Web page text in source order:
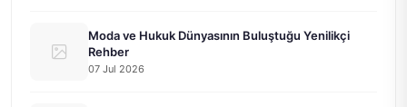
Moda ve Hukuk Dünyasının Buluştuğu Yenilikçi
Rehber
07 Jul 2026